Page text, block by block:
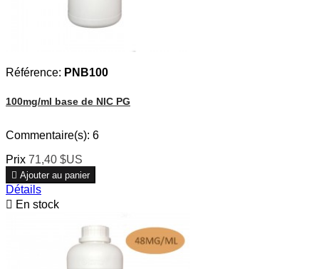
Référence: PNB100
100mg/ml base de NIC PG
Commentaire(s): 6
Prix 71,40 $US
 Ajouter au panier
Détails
 En stock